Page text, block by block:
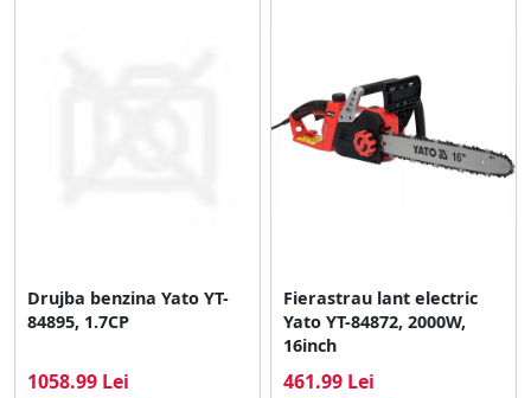
Drujba benzina Yato YT-
84895, 1.7CP
1058.99 Lei
Fierastrau lant electric
Yato YT-84872, 2000W,
16inch
461.99 Lei